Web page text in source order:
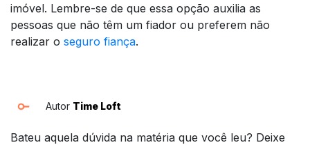
imóvel. Lembre-se de que essa opção auxilia as
pessoas que não têm um fiador ou preferem não
realizar o seguro fiança.
Autor Time Loft
Bateu aquela dúvida na matéria que você leu? Deixe